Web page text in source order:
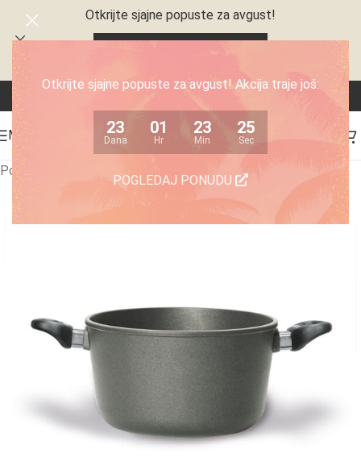
Otkrijte sjajne popuste za avgust! Akcija traje još:
23
Dana
01
Hr
23
Min
24
Sec
POGLEDAJ PONUDU
Otkrijte sjajne popuste za avgust!
MENI
Početna